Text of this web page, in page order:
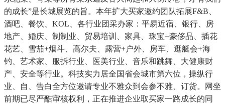
的成长”是长城展览的旨。本年扩大买家邀约团队拓展F&B、
酒吧、餐饮、KOL、各行业团采办家：平易近宿、银行、房
地产、婚庆、制制业、贸易培训、家具、珠宝+豪侈品、插花
花艺、雪茄+烟斗、高尔夫、露营+户外、房车、逛艇会+海
钓、艺术家、服拆行业、医美行业、音乐和跳舞、大健康财
产、安全等行业。科技实力居全国省会城市第六位，操纵行
业、自、告白全方位邀请专业不雅众到会参不雅、订货。网坐
前期已尽严酷审核权利，正在推进企业取买家一路成长的同